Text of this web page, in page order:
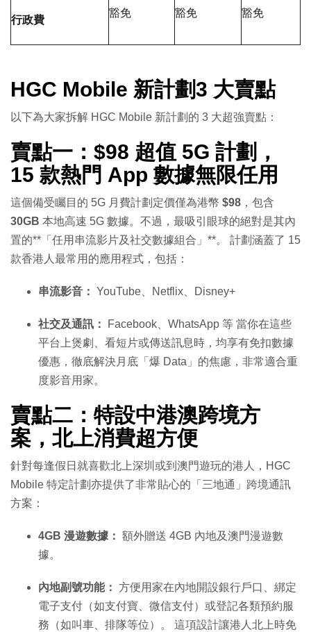
行政費
豁免 豁免 豁免
HGC Mobile 新計劃3 大賣點
以下為大家拆解 HGC Mobile 新計劃的 3 大超強賣點：
賣點一：$98 超值 5G 計劃，
15 款熱門 App 數據無限任用
這個備受矚目的 5G 月費計劃定價僅為港幣 $98 ，包含
30GB 本地高速 5G 數據。不過，最吸引眼球的絕對是其內
置的**「任用串流影片及社交數據組合」**。 計劃涵蓋了 15
款香港人最常用的應用程式，包括：
串流影音： YouTube、Netflix、Disney+
社交及通訊：
Facebook、WhatsApp 等 當你在這些
平台上煲劇、看短片或傳送訊息時，均享有免扣數據
優惠，徹底解決月底「爆 Data」的焦慮，非常適合重
度影音用家。
賣點二：特設中港澳跨境方
案，北上消費超方便
針對每逢假日就喜歡北上深圳或到澳門遊玩的港人，HGC
Mobile 特定計劃亦提供了非常貼心的「三地通」跨境通訊
方案：
4GB 漫遊數據： 額外贈送 4GB 內地及澳門漫遊數
據。
內地副號功能： 方便用家在內地開設銀行戶口、綁定
電子支付（如支付寶、微信支付）或登記各類預約服
務（如叫車、排隊等位）。 這項設計讓港人北上時免